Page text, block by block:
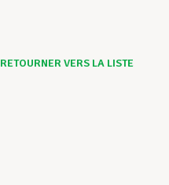
RETOURNER VERS LA LISTE